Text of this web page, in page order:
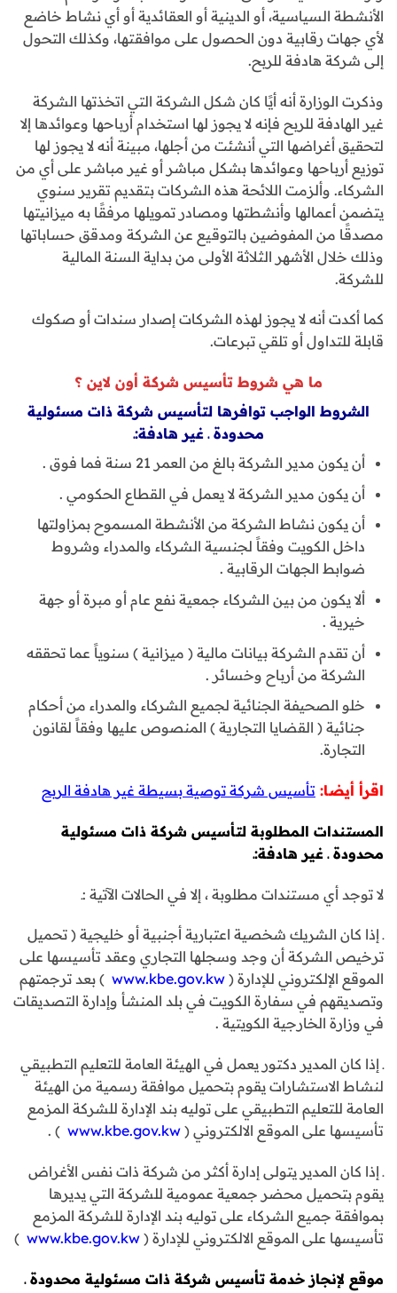
الأنشطة السياسية، أو الدينية أو العقائدية أو أي نشاط خاضع
لأي جهات رقابية دون الحصول على موافقتها، وكذلك التحول
إلى شركة هادفة للربح.
وذكرت الوزارة أنه أيًا كان شكل الشركة التي اتخذتها الشركة
غير الهادفة للربح فإنه لا يجوز لها استخدام أرباحها وعوائدها إلا
لتحقيق أغراضها التي أنشئت من أجلها، مبينة أنه لا يجوز لها
توزيع أرباحها وعوائدها بشكل مباشر أو غير مباشر على أي من
الشركاء. وألزمت اللائحة هذه الشركات بتقديم تقرير سنوي
يتضمن أعمالها وأنشطتها ومصادر تمويلها مرفقًا به ميزانيتها
مصدقًا من المفوضين بالتوقيع عن الشركة ومدقق حساباتها
وذلك خلال الأشهر الثلاثة الأولى من بداية السنة المالية
للشركة.
كما أكدت أنه لا يجوز لهذه الشركات إصدار سندات أو صكوك
قابلة للتداول أو تلقي تبرعات.
ما هي شروط تأسيس شركة أون لاين ؟
الشروط الواجب توافرها لتأسيس شركة ذات مسئولية
محدودة ـ غير هادفة:ـ
أن يكون مدير الشركة بالغ من العمر 21 سنة فما فوق .
أن يكون مدير الشركة لا يعمل في القطاع الحكومي .
أن يكون نشاط الشركة من الأنشطة المسموح بمزاولتها
داخل الكويت وفقاً لجنسية الشركاء والمدراء وشروط
ضوابط الجهات الرقابية .
ألا يكون من بين الشركاء جمعية نفع عام أو مبرة أو جهة
خيرية .
أن تقدم الشركة بيانات مالية ( ميزانية ) سنوياً عما تحققه
الشركة من أرباح وخسائر .
خلو الصحيفة الجنائية لجميع الشركاء والمدراء من أحكام
جنائية ( القضايا التجارية ) المنصوص عليها وفقاً لقانون
التجارة.
اقرأ أيضا: تأسيس شركة توصية بسيطة غير هادفة الربح
المستندات المطلوبة لتأسيس شركة ذات مسئولية
محدودة ـ غير هادفة:ـ
لا توجد أي مستندات مطلوبة ، إلا في الحالات الآتية :ـ
ـ إذا كان الشريك شخصية اعتبارية أجنبية أو خليجية ( تحميل
ترخيص الشركة أن وجد وسجلها التجاري وعقد تأسيسها على
الموقع الإلكتروني للإدارة ( www.kbe.gov.kw ) بعد ترجمتهم
وتصديقهم في سفارة الكويت في بلد المنشأ وإدارة التصديقات
في وزارة الخارجية الكويتية .
ـ إذا كان المدير دكتور يعمل في الهيئة العامة للتعليم التطبيقي
لنشاط الاستشارات يقوم بتحميل موافقة رسمية من الهيئة
العامة للتعليم التطبيقي على توليه بند الإدارة للشركة المزمع
تأسيسها على الموقع الالكتروني (
) .
ـ إذا كان المدير يتولى إدارة أكثر من شركة ذات نفس الأغراض
يقوم بتحميل محضر جمعية عمومية للشركة التي يديرها
بموافقة جميع الشركاء على توليه بند الإدارة للشركة المزمع
تأسيسها على الموقع الالكتروني للإدارة (
)
موقع لإنجاز خدمة تأسيس شركة ذات مسئولية محدودة ـ